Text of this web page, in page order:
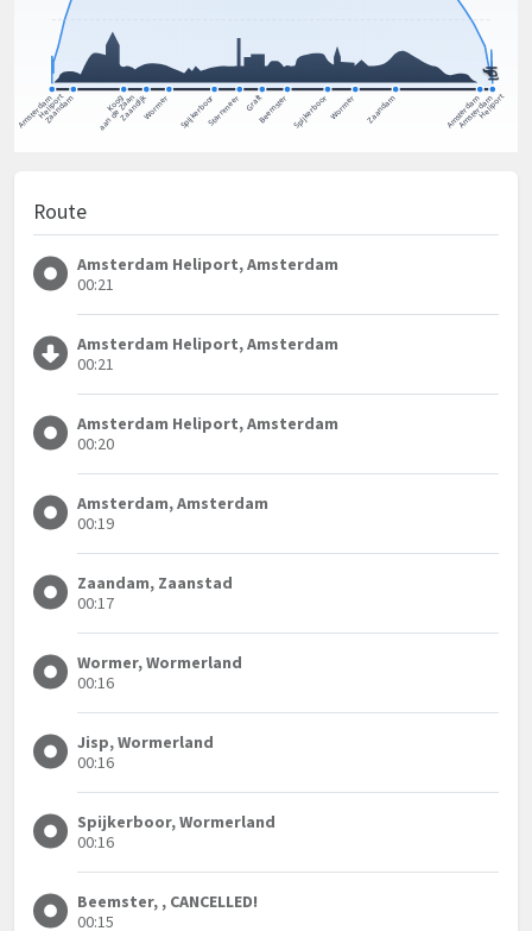
Route
Amsterdam Heliport, Amsterdam
00:21
Amsterdam Heliport, Amsterdam
00:21
Amsterdam Heliport, Amsterdam
00:20
Amsterdam, Amsterdam
00:19
Zaandam, Zaanstad
00:17
Wormer, Wormerland
00:16
Jisp, Wormerland
00:16
Spijkerboor, Wormerland
00:16
Beemster, , CANCELLED!
00:15